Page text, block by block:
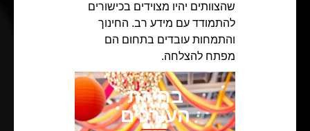
שהצוותים יהיו מצוידים בכישורים
להתמודד עם מידע רב. החינוך
והתמחות עובדים בתחום הם
מפתח להצלחה.
בחירת
העורכים